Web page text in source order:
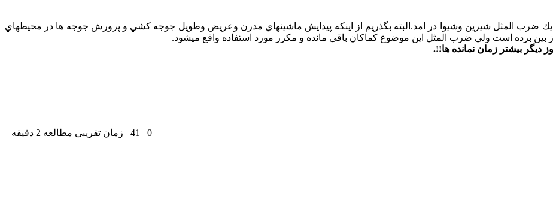
ضرب المثل شيرين وشيوا در امد.البته بگذريم از اينكه پيدايش ماشينهاي مدرن وعريض وطويل جوجه كشي و پرورش جوجه ها در محيطهاي
برده است ولي ضرب المثل اين موضوع كماكان باقي مانده و مكرر مورد استفاده واقع ميشود.
ديگر بيشتر زمان نمانده ها!!.
0 زمان تقریبی مطالعه 2 دقیقه